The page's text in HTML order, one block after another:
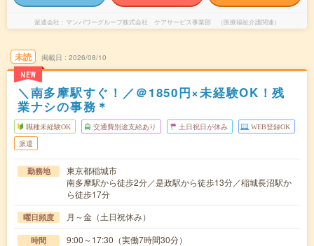
派遣会社 マンパワーグループ株式会社 ケアサービス事業部 （医療福祉介護関連）
未読
NEW
掲載日 2026/08/10
＼南多摩駅すぐ！／＠1850円×未経験OK！残
業ナシの事務＊
職種未経験OK 交通費別途支給あり 土日祝日が休み WEB登録OK
派遣
勤務地
東京都稲城市
南多摩駅から徒歩2分／是政駅から徒歩13分／稲城長沼駅か
ら徒歩17分
曜日頻度 月～金（土日祝休み）
時間 9:00～17:30（実働7時間30分）